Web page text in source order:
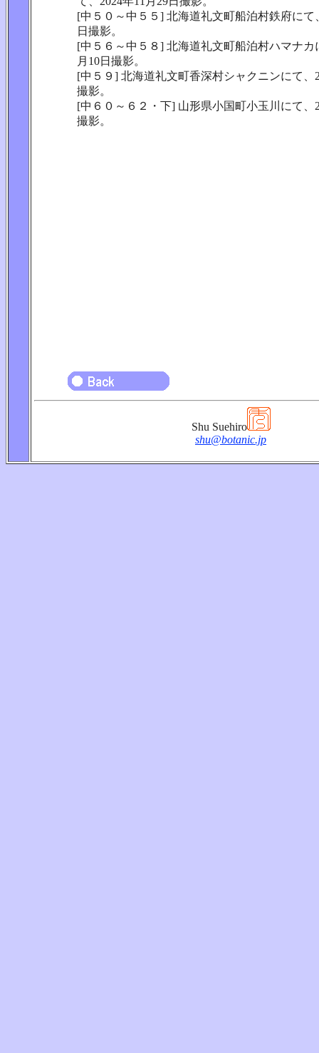
[中５０～中５５] 北海道礼文町船泊村鉄府にて
日撮影。
[中５６～中５８] 北海道礼文町船泊村ハマナカ
月10日撮影。
[中５９] 北海道礼文町香深村シャクニンにて、
撮影。
[中６０～６２・下] 山形県小国町小玉川にて、
撮影。
Shu Suehiro
shu@botanic.jp